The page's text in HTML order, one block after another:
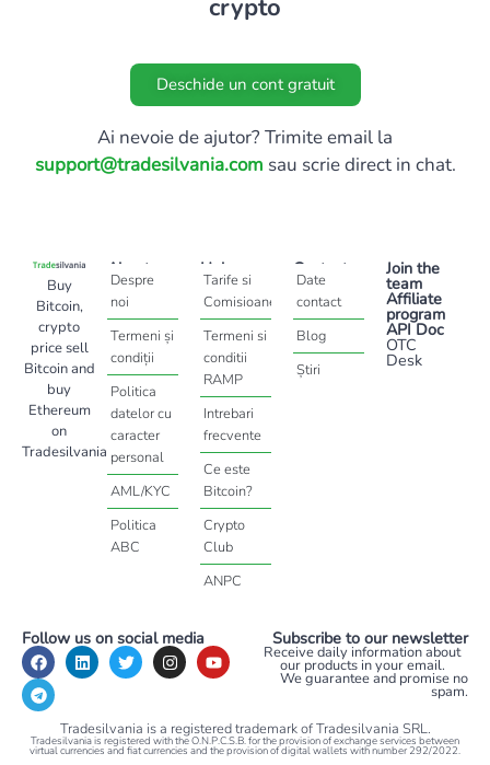
crypto
Deschide un cont gratuit
Ai nevoie de ajutor? Trimite email la
support@tradesilvania.com sau scrie direct in chat.
Buy
Bitcoin,
crypto
price sell
Bitcoin and
buy
Ethereum
on
Tradesilvania
About
Despre
noi
Termeni și
condiții
Politica
datelor cu
caracter
personal
AML/KYC
Politica
ABC
Help
Tarife si
Comisioane
Termeni si
conditii
RAMP
Intrebari
frecvente
Ce este
Bitcoin?
Crypto
Club
ANPC
Contact
Date
contact
Blog
Știri
Join the
team
Affiliate
program
API Doc
OTC
Desk
Follow us on social media Subscribe to our newsletter
Receive daily information about
our products in your email.
We guarantee and promise no
spam.
Tradesilvania is a registered trademark of Tradesilvania SRL.
Tradesilvania is registered with the O.N.P.C.S.B. for the provision of exchange services between
virtual currencies and fiat currencies and the provision of digital wallets with number 292/2022.